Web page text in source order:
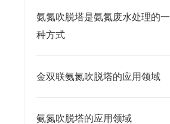
氨氮吹脱塔是氨氮废水处理的一
种方式
金双联氨氮吹脱塔的应用领域
氨氮吹脱塔的应用领域